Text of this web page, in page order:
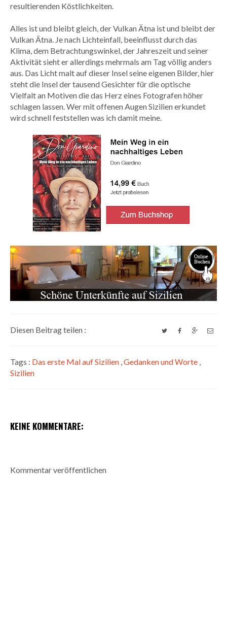
resultierenden Köstlichkeiten.
Alles ist und bleibt gleich, der Vulkan Ätna ist und bleibt der
Vulkan Ätna. Je nach Lichteinfall, beeinflusst durch das
Klima, dem Betrachtungswinkel, der Jahreszeit und seiner
Aktivität sieht er allerdings mehrmals am Tag völlig anders
aus. Das Licht malt auf dieser Insel seine eigenen Bilder, hier
steht die Insel der tausend Gesichter für die optische
Vielfalt an Motiven die das Herz eines Fotografen höher
schlagen lassen. Wer mit offenen Augen Sizilien erkundet
wird schnell feststellen was ich damit meine.
Diesen Beitrag teilen :
Tags : Das erste Mal auf Sizilien ,Gedanken und Worte ,
Sizilien
KEINE KOMMENTARE:
Kommentar veröffentlichen